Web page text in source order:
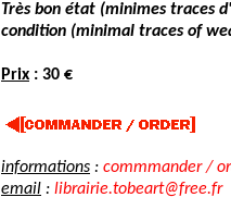
Très bon état (minimes traces
condition (minimal traces of
Prix : 30 €
informations : commmander /
email : librairie.tobeart@free.fr